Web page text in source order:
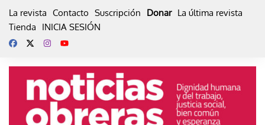
La revista Contacto Suscripción Donar La última revista
Tienda
INICIA SESIÓN